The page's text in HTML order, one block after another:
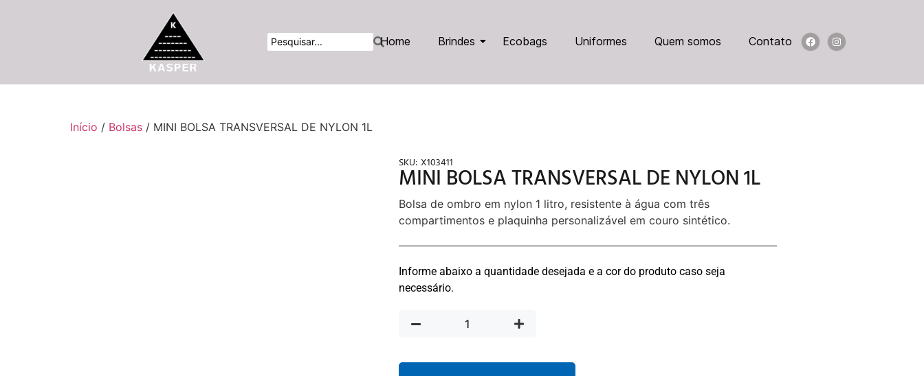
Home Brindes Ecobags Uniformes Quem somos Contato
Início / Bolsas / MINI BOLSA TRANSVERSAL DE NYLON 1L
SKU: X103411
MINI BOLSA TRANSVERSAL DE NYLON 1L
Bolsa de ombro em nylon 1 litro, resistente à água com três
compartimentos e plaquinha personalizável em couro sintético.
Informe abaixo a quantidade desejada e a cor do produto caso seja
necessário.